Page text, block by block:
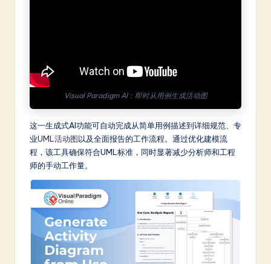
L
Visual Paradigm AI：即时从用例生成活动图
这一生成式AI功能可自动完成从简单用例描述到详细规范、专
业UML活动图以及全面报告的工作流程。通过优化建模流
程，该工具确保符合UML标准，同时显著减少分析师和工程
师的手动工作量。